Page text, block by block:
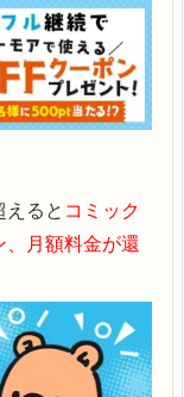
ると コミック
、月額料金が還